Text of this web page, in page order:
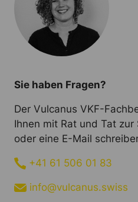
Sie haben Fragen?
Der Vulcanus VKF-
Ihnen mit Rat und Tat
oder eine E-Mail
+41 61 506 01 83
info@vulcanus.swiss